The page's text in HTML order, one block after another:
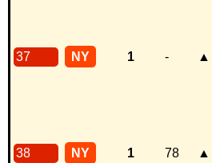
37 NY 1 - ▲
38 NY 1 78 ▲